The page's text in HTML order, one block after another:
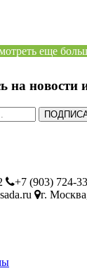
еще
на новости
+7 (903) 724-
г.